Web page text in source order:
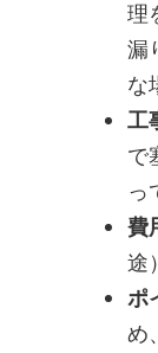
理
漏
な
工
で
っ
費
途）
ポ
め